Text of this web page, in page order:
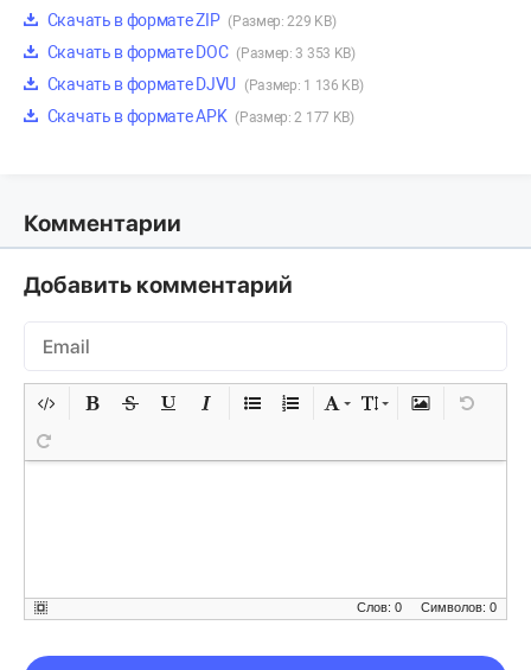
Скачать в формате ZIP (Размер: 229 KB)
Скачать в формате DOC (Размер: 3 353 KB)
Скачать в формате DJVU (Размер: 1 136 KB)
Скачать в формате APK (Размер: 2 177 KB)
Комментарии
Добавить комментарий
Символов: 0
Слов: 0